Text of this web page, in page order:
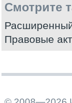
Смотрите
Правовые